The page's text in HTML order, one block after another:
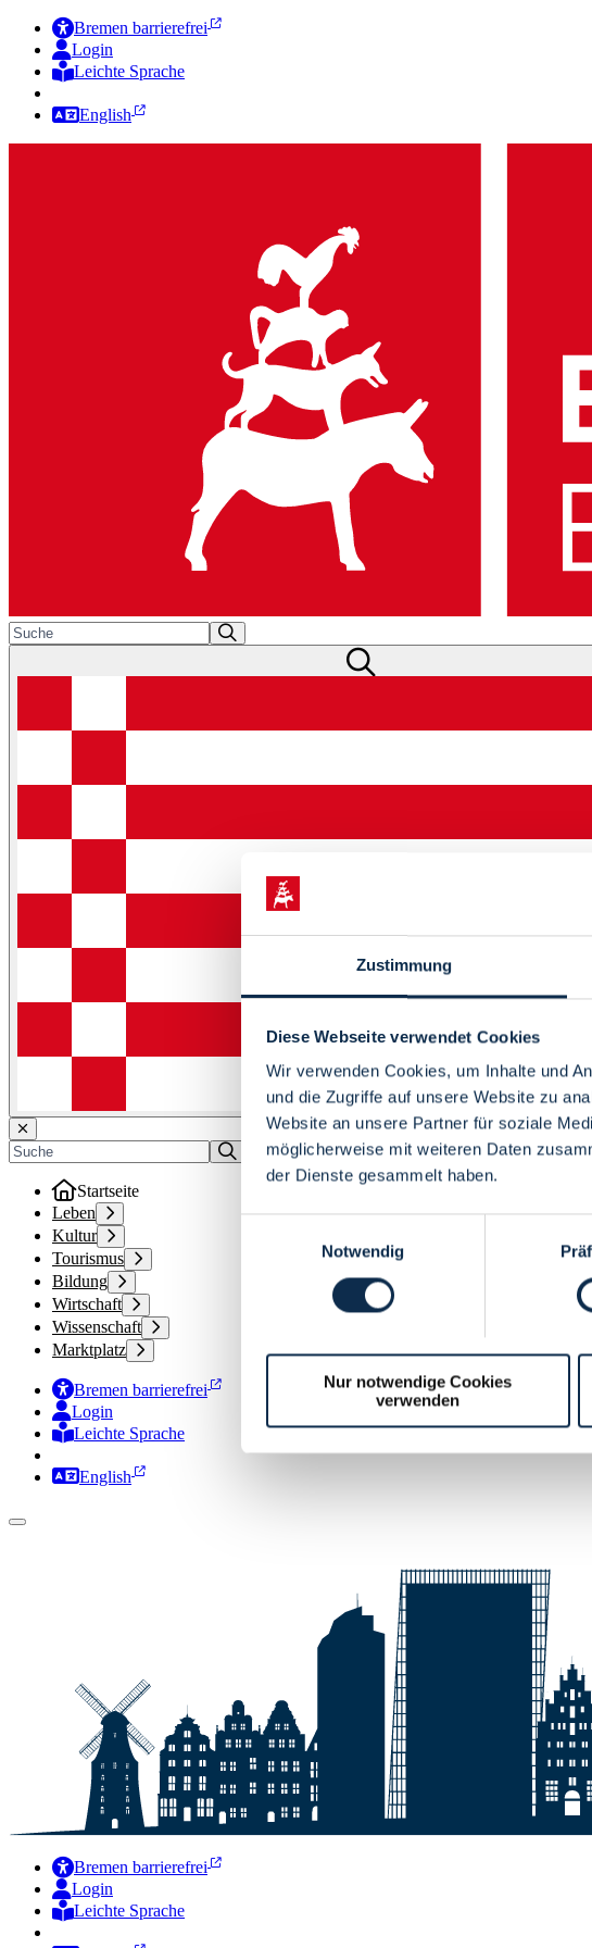
Zustimmung
Diese Webseite verwendet Cookies
Wir verwenden Cookies, um Inhalte und
und die Zugriffe auf unsere Website zu
Website an unsere Partner für soziale
möglicherweise mit weiteren Daten
der Dienste gesammelt haben.
Notwendig
Nur notwendige Cookies
verwenden
Bremen barrierefrei
Login
Leichte Sprache
English
Startseite
Leben
Kultur
Tourismus
Bildung
Wirtschaft
Wissenschaft
Marktplatz
Bremen barrierefrei
Login
Leichte Sprache
Zur Deutschen Gebärdensprache
English
Bremen barrierefrei
Login
Leichte Sprache